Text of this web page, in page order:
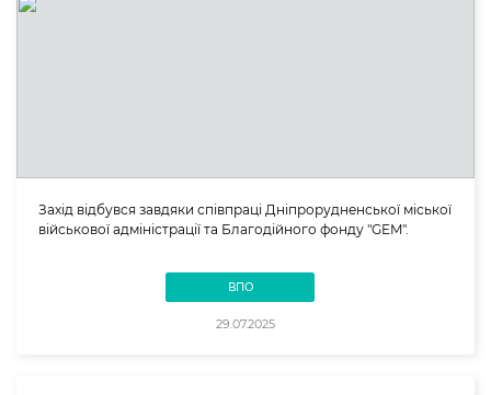
Захід відбувся завдяки співпраці Дніпрорудненської міської
військової адміністрації та Благодійного фонду "GEM".
ВПО
29.07.2025